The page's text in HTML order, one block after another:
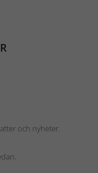
och nyheter.